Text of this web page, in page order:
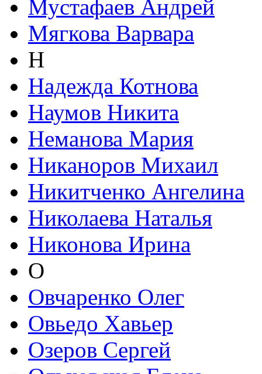
Мустафаев Андрей
Мягкова Варвара
Н
Надежда Котнова
Наумов Никита
Неманова Мария
Никаноров Михаил
Никитченко Ангелина
Николаева Наталья
Никонова Ирина
О
Овчаренко Олег
Овьедо Хавьер
Озеров Сергей